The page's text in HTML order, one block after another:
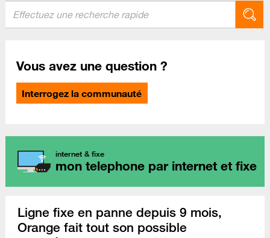
Vous avez une question ?
Interrogez la communauté
internet & fixe
mon telephone par internet et fixe
Ligne fixe en panne depuis 9 mois,
Orange fait tout son possible